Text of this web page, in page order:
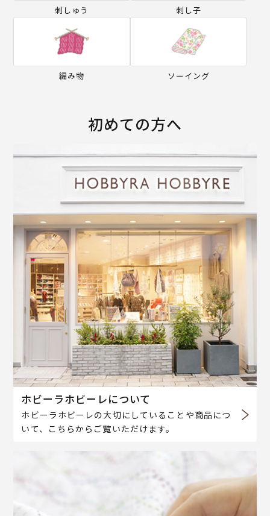
刺しゅう 刺し子
編み物 ソーイング
初めての方へ
ホビーラホビーレについて
ホビーラホビーレの大切にしていることや商品につ
いて、こちらからご覧いただけます。